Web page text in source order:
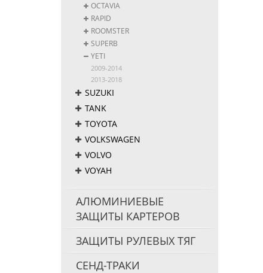
OCTAVIA
RAPID
ROOMSTER
SUPERB
YETI
2009-2014
2013-2018
SUZUKI
TANK
TOYOTA
VOLKSWAGEN
VOLVO
VOYAH
АЛЮМИНИЕВЫЕ
ЗАЩИТЫ КАРТЕРОВ
ЗАЩИТЫ РУЛЕВЫХ ТЯГ
СЕНД-ТРАКИ